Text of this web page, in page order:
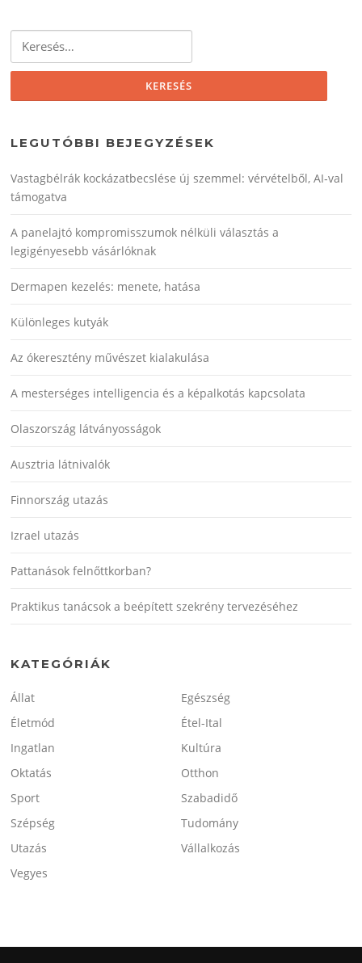
LEGUTÓBBI BEJEGYZÉSEK
Vastagbélrák kockázatbecslése új szemmel: vérvételből, AI‑val
támogatva
A panelajtó kompromisszumok nélküli választás a
legigényesebb vásárlóknak
Dermapen kezelés: menete, hatása
Különleges kutyák
Az ókeresztény művészet kialakulása
A mesterséges intelligencia és a képalkotás kapcsolata
Olaszország látványosságok
Ausztria látnivalók
Finnország utazás
Izrael utazás
Pattanások felnőttkorban?
Praktikus tanácsok a beépített szekrény tervezéséhez
KATEGÓRIÁK
Állat
Egészség
Életmód
Étel-Ital
Ingatlan
Kultúra
Oktatás
Otthon
Sport
Szabadidő
Szépség
Tudomány
Utazás
Vállalkozás
Vegyes